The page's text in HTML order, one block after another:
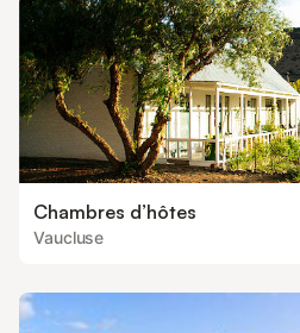
Chambres d’hôtes
Vaucluse